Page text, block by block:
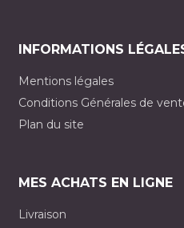
INFORMATIONS
Mentions légales
Conditions Générales de
Plan du site
MES ACHATS EN LIGNE
Livraison